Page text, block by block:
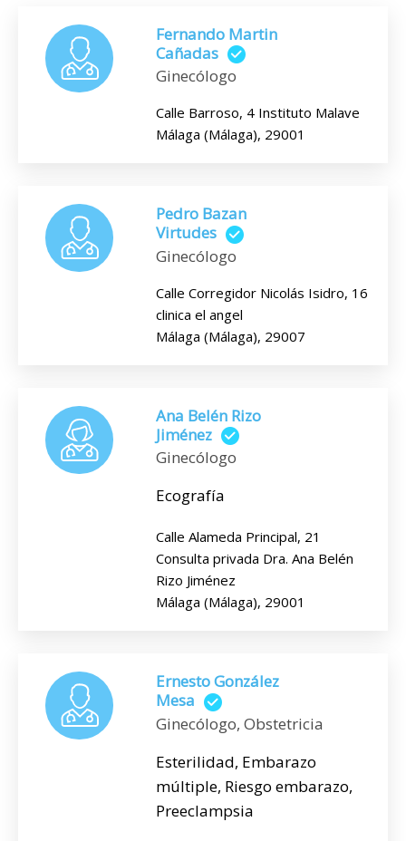
Fernando Martin
Cañadas
Ginecólogo
Calle Barroso, 4 Instituto Malave
Málaga (Málaga), 29001
Pedro Bazan
Virtudes
Ginecólogo
Calle Corregidor Nicolás Isidro, 16
clinica el angel
Málaga (Málaga), 29007
Ana Belén Rizo
Jiménez
Ginecólogo
Ecografía
Calle Alameda Principal, 21
Consulta privada Dra. Ana Belén
Rizo Jiménez
Málaga (Málaga), 29001
Ernesto González
Mesa
Ginecólogo, Obstetricia
Esterilidad, Embarazo
múltiple, Riesgo embarazo,
Preeclampsia